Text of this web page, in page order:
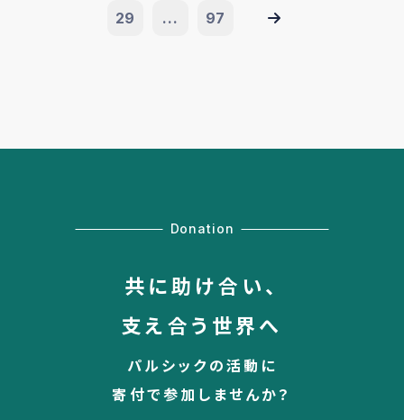
29 ... 97
Donation
共に助け合い、
支え合う世界へ
パルシックの活動に
寄付で参加しませんか？